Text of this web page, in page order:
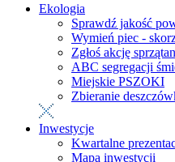
Ekologia
Sprawdź jakość
Wymień piec -
Zgłoś akcję
ABC segregacji
Miejskie PSZOKI
Zbieranie
Inwestycje
Kwartalne
Mapa inwestycji